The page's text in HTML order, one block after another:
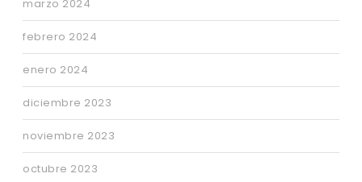
marzo 2024
febrero 2024
enero 2024
diciembre 2023
noviembre 2023
octubre 2023